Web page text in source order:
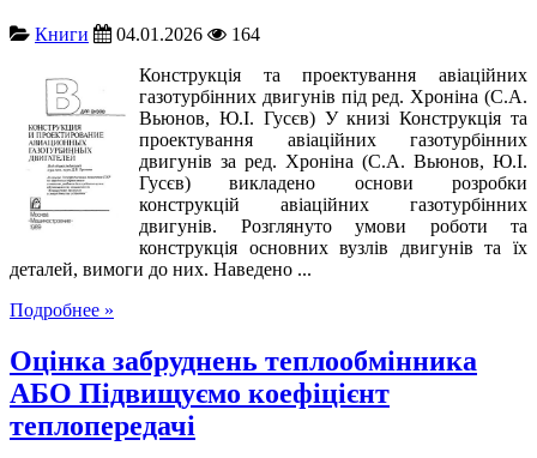
Книги 04.01.2026
164
Конструкція та проектування авіаційних
газотурбінних двигунів під ред. Хроніна (С.А.
Вьюнов, Ю.І. Гусєв) У книзі Конструкція та
проектування авіаційних газотурбінних
двигунів за ред. Хроніна (С.А. Вьюнов, Ю.І.
Гусєв) викладено основи розробки
конструкцій авіаційних газотурбінних
двигунів. Розглянуто умови роботи та
конструкція основних вузлів двигунів та їх
деталей, вимоги до них. Наведено ...
Подробнее »
Оцінка забруднень теплообмінника
АБО Підвищуємо коефіцієнт
теплопередачі